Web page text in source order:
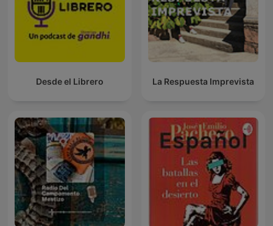
Desde el Librero La Respuesta Imprevista